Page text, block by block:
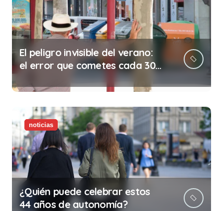
El peligro invisible del verano:
el error que cometes cada 30
minutos en tu trabajo (y la
ilegalidad que te puede costar
la vida)
noticias
¿Quién puede celebrar estos
44 años de autonomía?